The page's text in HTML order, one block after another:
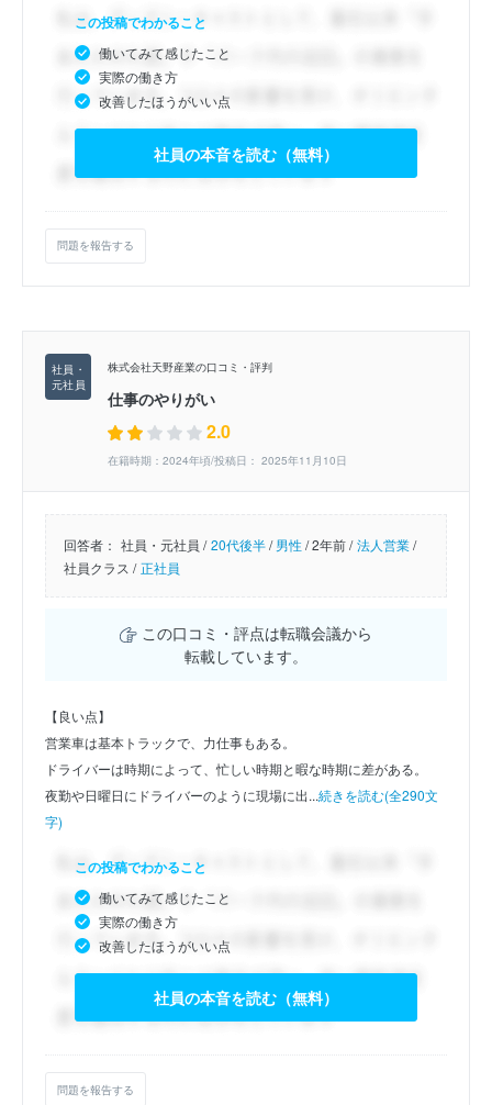
この投稿でわかること
働いてみて感じたこと
実際の働き方
改善したほうがいい点
社員の本音を読む（無料）
問題を報告する
株式会社天野産業の口コミ・評判
仕事のやりがい
2.0
在籍時期：2024年頃/投稿日： 2025年11月10日
回答者： 社員・元社員 / 20代後半/男性/2年前 / 法人営業/
社員クラス / 正社員
この口コミ・評点は転職会議から
転載しています。
【良い点】
営業車は基本トラックで、力仕事もある。
ドライバーは時期によって、忙しい時期と暇な時期に差がある。
夜勤や日曜日にドライバーのように現場に出...続きを読む(全290文
字)
この投稿でわかること
働いてみて感じたこと
実際の働き方
改善したほうがいい点
社員の本音を読む（無料）
問題を報告する